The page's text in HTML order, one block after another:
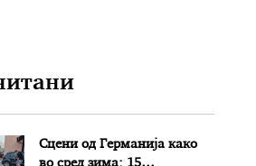
Сцени од Германија како
во сред зима: 15